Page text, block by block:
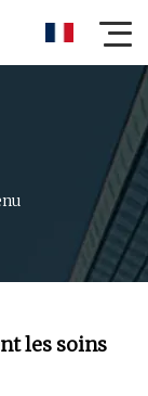
les soins